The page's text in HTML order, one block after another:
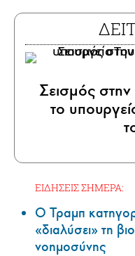
Σεισμός
το
ΕΙΔΗΣΕΙΣ ΣΗΜΕΡΑ:
Ο Τραμπ
«διαλύσει» τη
νοημοσύνης